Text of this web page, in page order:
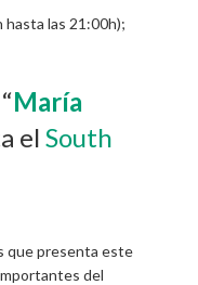
hasta las 21:00h);
María
el South
que presenta este
del